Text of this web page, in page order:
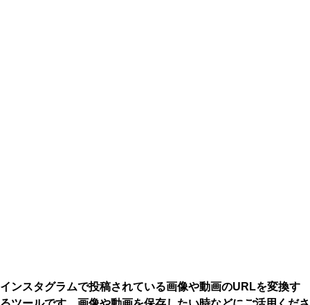
インスタグラムで投稿されている画像や動画のURLを変換す